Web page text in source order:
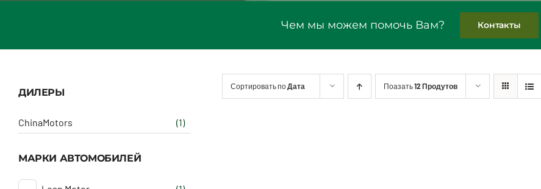
Чем мы можем помочь Вам? Контакты
ДИЛЕРЫ
ChinaMotors (1)
МАРКИ АВТОМОБИЛЕЙ
Сортировать поДата Поазать12 Продутов